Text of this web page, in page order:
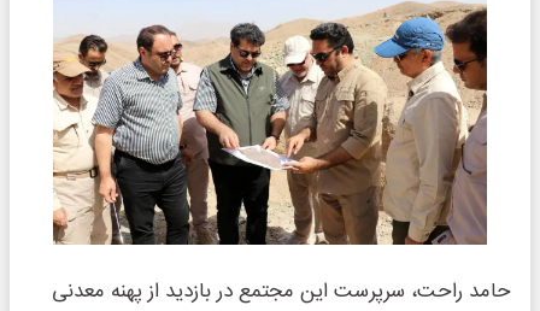
حامد راحت، سرپرست این مجتمع در بازدید از پهنه معدنی